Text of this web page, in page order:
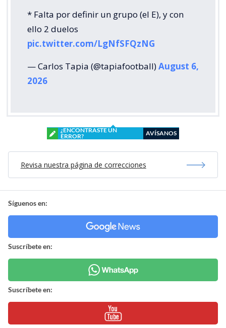
* Falta por definir un grupo (el E), y con
ello 2 duelos
pic.twitter.com/LgNfSFQzNG
— Carlos Tapia (@tapiafootball)August 6,
2026
¿ENCONTRASTE UN
ERROR?
AVÍSANOS
Revisa nuestra página de correcciones
Síguenos en:
Suscríbete en:
Suscríbete en: